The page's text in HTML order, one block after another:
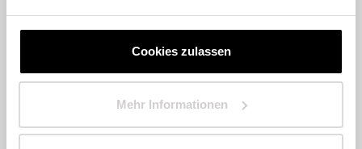
Cookies zulassen
Mehr Informationen
Fashion Accessoires Parfum